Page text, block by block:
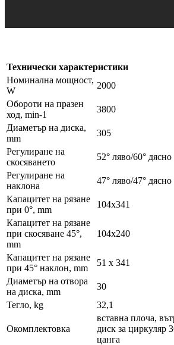
Технически характеристики
Номинална мощност,
W
2000
Обороти на празен
ход, min-1
3800
Диаметър на диска,
mm
305
Регулиране на
скосяването
52° ляво/60° дясно
Регулиране на
наклона
47° ляво/47° дясно
Капацитет на рязане
при 0°, mm
104x341
Капацитет на рязане
при скосяване 45°,
mm
104x240
Капацитет на рязане
при 45° наклон, mm
51 x 341
Диаметър на отвора
на диска, mm
30
Тегло, kg
32,1
Окомплектовка
вставна плоча,
диск за циркуляр
цанга